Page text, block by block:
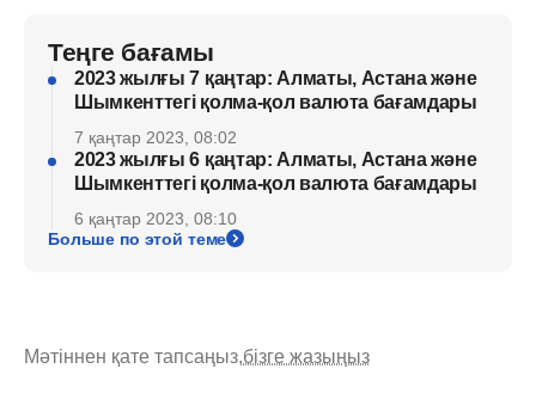
Теңге бағамы
2023 жылғы 7 қаңтар: Алматы, Астана және
Шымкенттегі қолма-қол валюта бағамдары
7 қаңтар 2023, 08:02
2023 жылғы 6 қаңтар: Алматы, Астана және
Шымкенттегі қолма-қол валюта бағамдары
6 қаңтар 2023, 08:10
Больше по этой теме
Мәтіннен қате тапсаңыз,бізге жазыңыз